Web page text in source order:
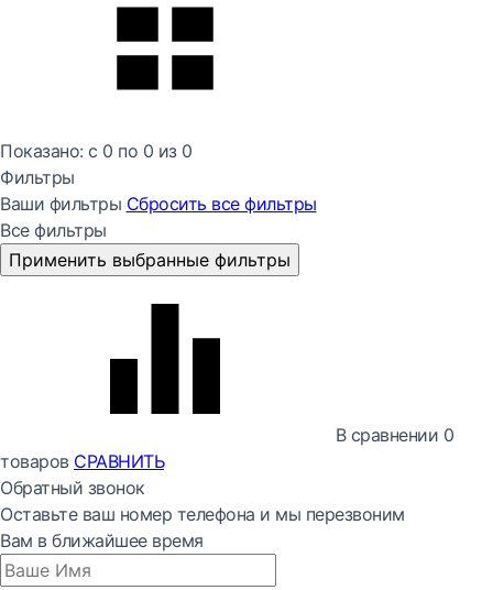
Показано: с 0 по 0 из 0
Фильтры
Ваши фильтры Сбросить все фильтры
Все фильтры
Применить выбранные фильтры
В сравнении 0
товаров СРАВНИТЬ
Обратный звонок
Оставьте ваш номер телефона и мы перезвоним
Вам в ближайшее время